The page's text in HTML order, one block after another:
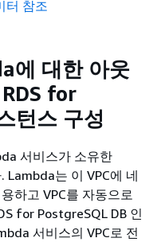
터 참조
에 대한 아웃
RDS for
턴스 구성
서비스가 소유한
Lambda는 이 VPC에 네
하고 VPC를 자동으로
for PostgreSQL DB 인
서비스의 VPC로 전